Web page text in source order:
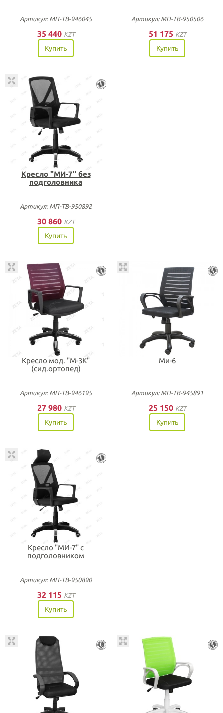
Артикул: МП-ТВ-946045
35 440 KZT
Купить
Артикул: МП-ТВ-950506
51 175 KZT
Купить
Кресло "МИ-7" без
подголовника
Артикул: МП-ТВ-950892
30 860 KZT
Купить
Кресло мод. "М-3К"
(сид.ортопед)
Артикул: МП-ТВ-946195
27 980 KZT
Купить
Ми-6
Артикул: МП-ТВ-945891
25 150 KZT
Купить
Кресло "МИ-7" с
подголовником
Артикул: МП-ТВ-950890
32 115 KZT
Купить